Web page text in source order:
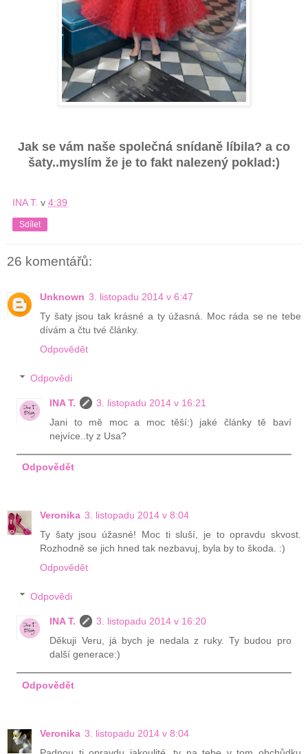
Jak se vám naše společná snídaně líbila? a co
šaty..myslím že je to fakt nalezený poklad:)
INA T. v 4:39
Sdílet
26 komentářů:
Unknown 3. listopadu 2014 v 6:47
Ty šaty jsou tak krásné a ty úžasná. Moc ráda se ne tebe
dívám a čtu tvé články.
Odpovědět
Odpovědi
INA T.
3. listopadu 2014 v 16:21
Jani to mě moc a moc těší:) jaké články tě baví
nejvíce..ty z Usa?
Odpovědět
Veronika 3. listopadu 2014 v 8:04
Ty šaty jsou úžasné! Moc ti sluší, je to opravdu skvost.
Rozhodně se jich hned tak nezbavuj, byla by to škoda. :)
Odpovědět
Odpovědi
INA T.
3. listopadu 2014 v 16:20
Děkuji Veru, já bych je nedala z ruky. Ty budou pro
další generace:)
Odpovědět
Veronika 3. listopadu 2014 v 8:04